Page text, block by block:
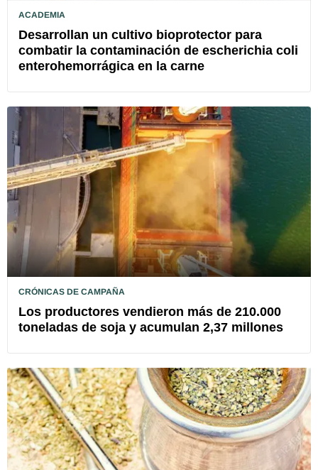
ACADEMIA
Desarrollan un cultivo bioprotector para
combatir la contaminación de escherichia coli
enterohemorrágica en la carne
CRÓNICAS DE CAMPAÑA
Los productores vendieron más de 210.000
toneladas de soja y acumulan 2,37 millones